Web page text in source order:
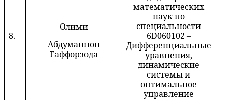
8.
Олими
Абдуманнон
Гаффорзода
математических
наук по
специальности
6D060102 –
Дифференциальные
уравнения,
динамические
системы и
оптимальное
управление